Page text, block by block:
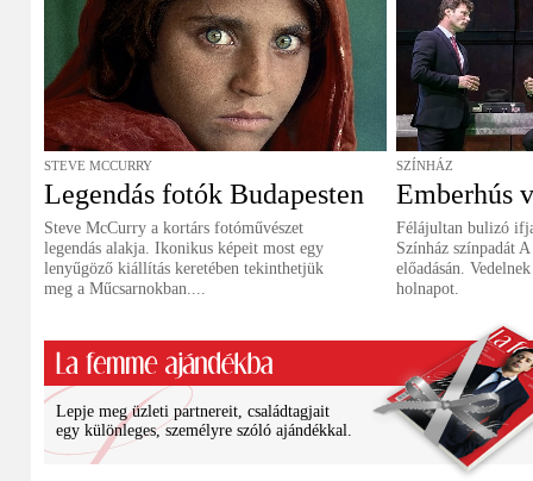
STEVE MCCURRY
Legendás fotók Budapesten
Steve McCurry a kortárs fotóművészet
legendás alakja. Ikonikus képeit most egy
lenyűgöző kiállítás keretében tekinthetjük
meg a Műcsarnokban....
SZÍNHÁZ
Emberhús
Félájultan bulizó
Színház színpadát
előadásán.
holnapot.
Lepje meg üzleti partnereit, családtagjait
egy különleges, személyre szóló ajándékkal.